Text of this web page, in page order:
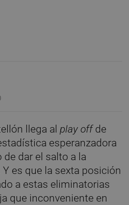
llega alplay offde
esperanzadora
de dar el salto a la
es que la sexta posición
a estas eliminatorias
que inconveniente en